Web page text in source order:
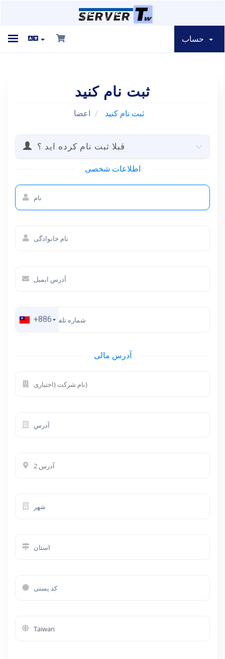
Toggle
اخبار
وضعیت شبکه
تماس با ما
ثبت نام کنید
اعضا ثبت نام کنید
قبلا ثبت نام کرده اید ؟
اطلاعات شخصی
+886
آدرس مالی